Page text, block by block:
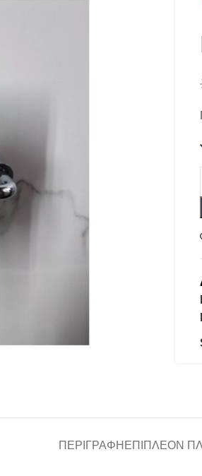
ΠΕΡΙΓΡΑΦΉ ΕΠΙΠΛΈΟΝ